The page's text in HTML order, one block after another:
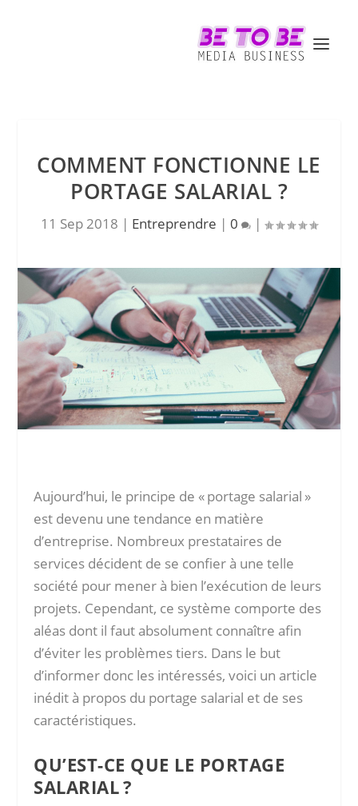
COMMENT FONCTIONNE LE
PORTAGE SALARIAL ?
11 Sep 2018 | Entreprendre | 0 |
Aujourd’hui, le principe de « portage salarial »
est devenu une tendance en matière
d’entreprise. Nombreux prestataires de
services décident de se confier à une telle
société pour mener à bien l’exécution de leurs
projets. Cependant, ce système comporte des
aléas dont il faut absolument connaître afin
d’éviter les problèmes tiers. Dans le but
d’informer donc les intéressés, voici un article
inédit à propos du portage salarial et de ses
caractéristiques.
QU’EST-CE QUE LE PORTAGE
SALARIAL ?